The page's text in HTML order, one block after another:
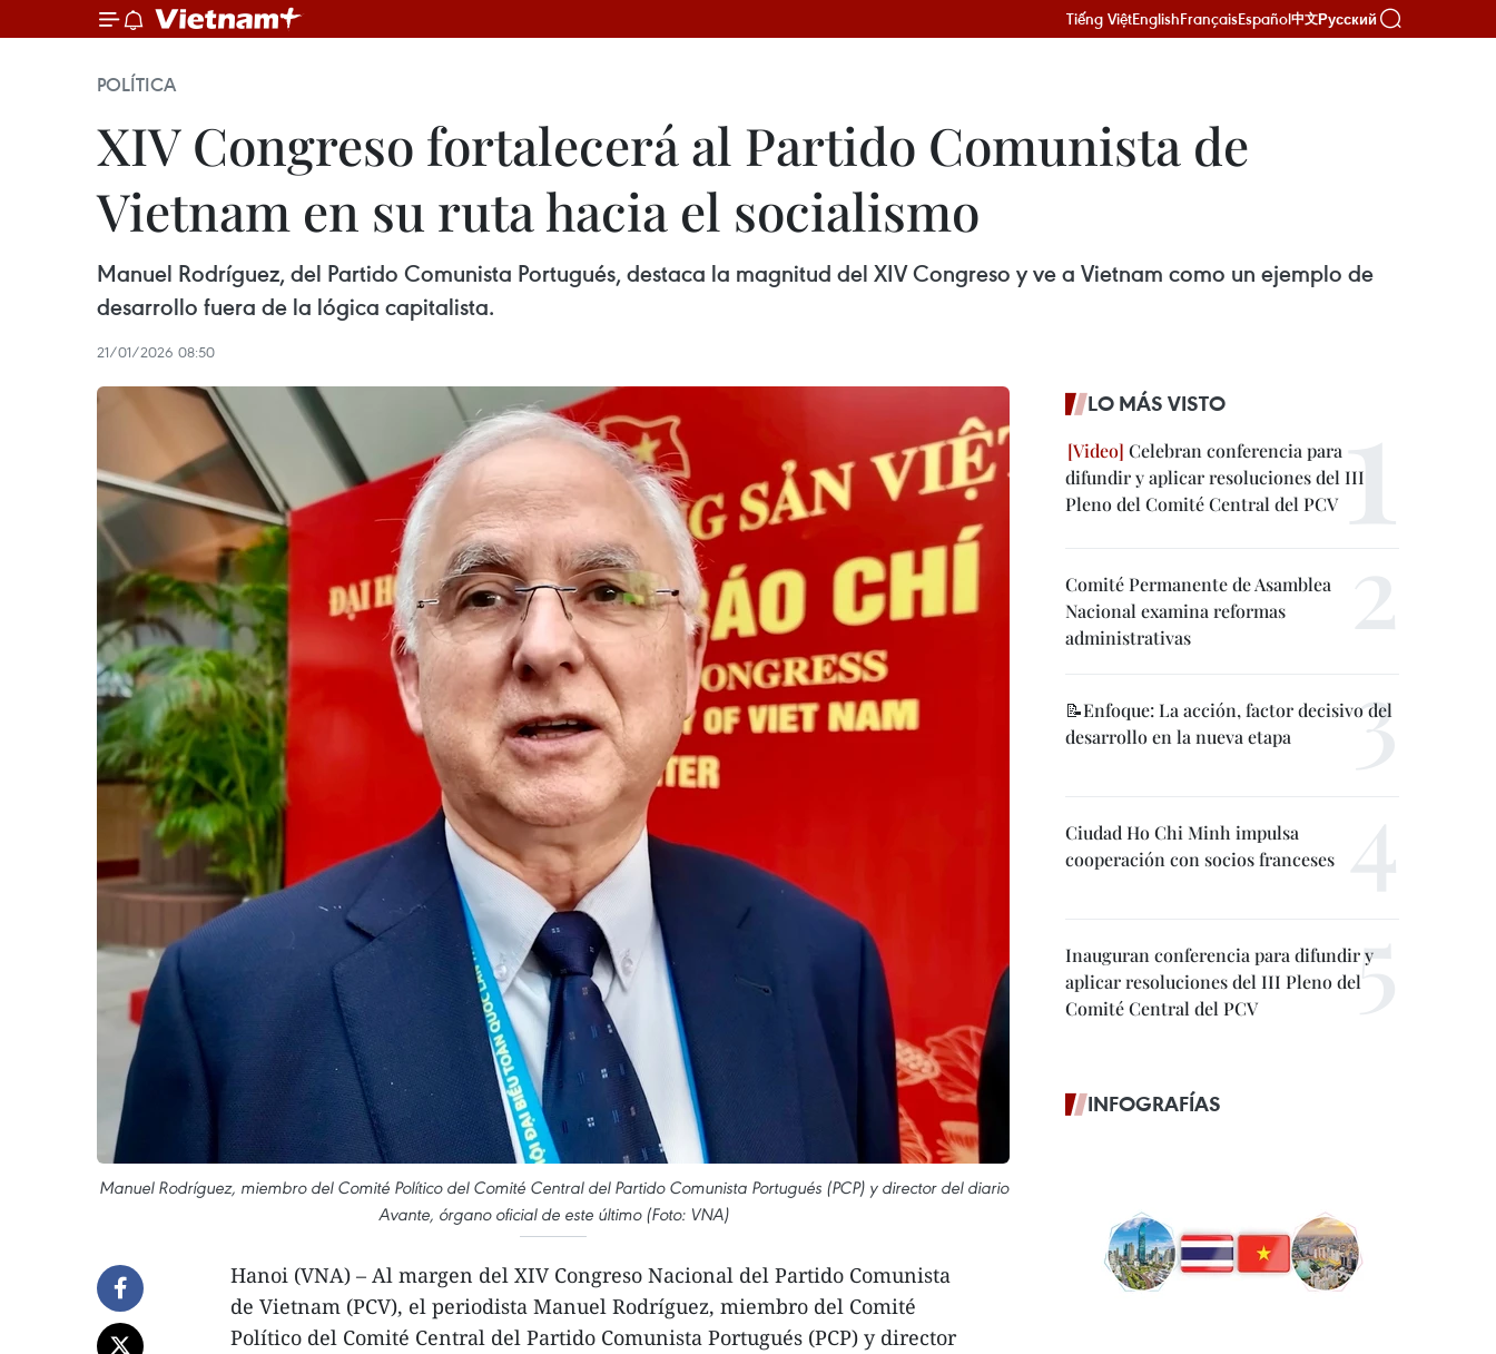
Tiếng ViệtEnglishFrançaisEspañol中文Русский
POLÍTICA
XIV Congreso fortalecerá al Partido Comunista de
Vietnam en su ruta hacia el socialismo
Manuel Rodríguez, del Partido Comunista Portugués, destaca la magnitud del XIV Congreso y ve a Vietnam como un ejemplo de
desarrollo fuera de la lógica capitalista.
21/01/2026 08:50
Manuel Rodríguez, miembro del Comité Político del Comité Central del Partido Comunista Portugués (PCP) y director del diario
Avante, órgano oficial de este último (Foto: VNA)
Hanoi (VNA) – Al margen del XIV Congreso Nacional del Partido Comunista
de Vietnam (PCV), el periodista Manuel Rodríguez, miembro del Comité
Político del Comité Central del Partido Comunista Portugués (PCP) y director
LO MÁS VISTO
Celebran conferencia para
difundir y aplicar resoluciones del III
Pleno del Comité Central del PCV
Comité Permanente de Asamblea
Nacional examina reformas
administrativas
📝Enfoque: La acción, factor decisivo del
desarrollo en la nueva etapa
Ciudad Ho Chi Minh impulsa
cooperación con socios franceses
Inauguran conferencia para difundir y
aplicar resoluciones del III Pleno del
Comité Central del PCV
INFOGRAFÍAS